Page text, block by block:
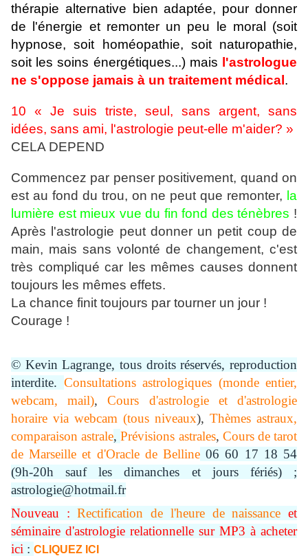
thérapie alternative bien adaptée, pour donner
de l'énergie et remonter un peu le moral (soit
hypnose, soit homéopathie, soit naturopathie,
soit les soins énergétiques...) mais l'astrologue
ne s'oppose jamais à un traitement médical.
10 « Je suis triste, seul, sans argent, sans
idées, sans ami, l'astrologie peut-elle m'aider? »
CELA DEPEND
Commencez par penser positivement, quand on
est au fond du trou, on ne peut que remonter, la
lumière est mieux vue du fin fond des ténèbres !
Après l'astrologie peut donner un petit coup de
main, mais sans volonté de changement, c'est
très compliqué car les mêmes causes donnent
toujours les mêmes effets.
La chance finit toujours par tourner un jour !
Courage !
© Kevin Lagrange, tous droits réservés, reproduction
interdite. Consultations astrologiques (monde entier,
webcam, mail),Cours d'astrologie et d'astrologie
horaire via webcam (tous niveaux), Thèmes astraux,
comparaison astrale,Prévisions astrales, Cours de tarot
de Marseille et d'Oracle de Belline 06 60 17 18 54
(9h-20h sauf les dimanches et jours fériés) ;
astrologie@hotmail.fr
Nouveau :Rectification de l'heure de naissance et
séminaire d'astrologie relationnelle sur MP3 à acheter
ici : CLIQUEZ ICI